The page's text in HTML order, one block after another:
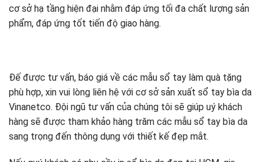
cơ sở hạ tầng hiện đại nhằm đáp ứng tối đa chất lượng sản
phẩm, đáp ứng tốt tiến độ giao hàng.
Đế được tư vấn, báo giá về các mẫu sổ tay làm quà tặng
phù hợp, xin vui lòng liên hệ với cơ sở sản xuất sổ tay bìa da
Vinanetco. Đội ngũ tư vấn của chúng tôi sẽ giúp uý khách
hàng sẽ được tham khảo hàng trăm các mẫu sổ tay bìa da
sang trọng đến thông dụng với thiết kế đẹp mắt.